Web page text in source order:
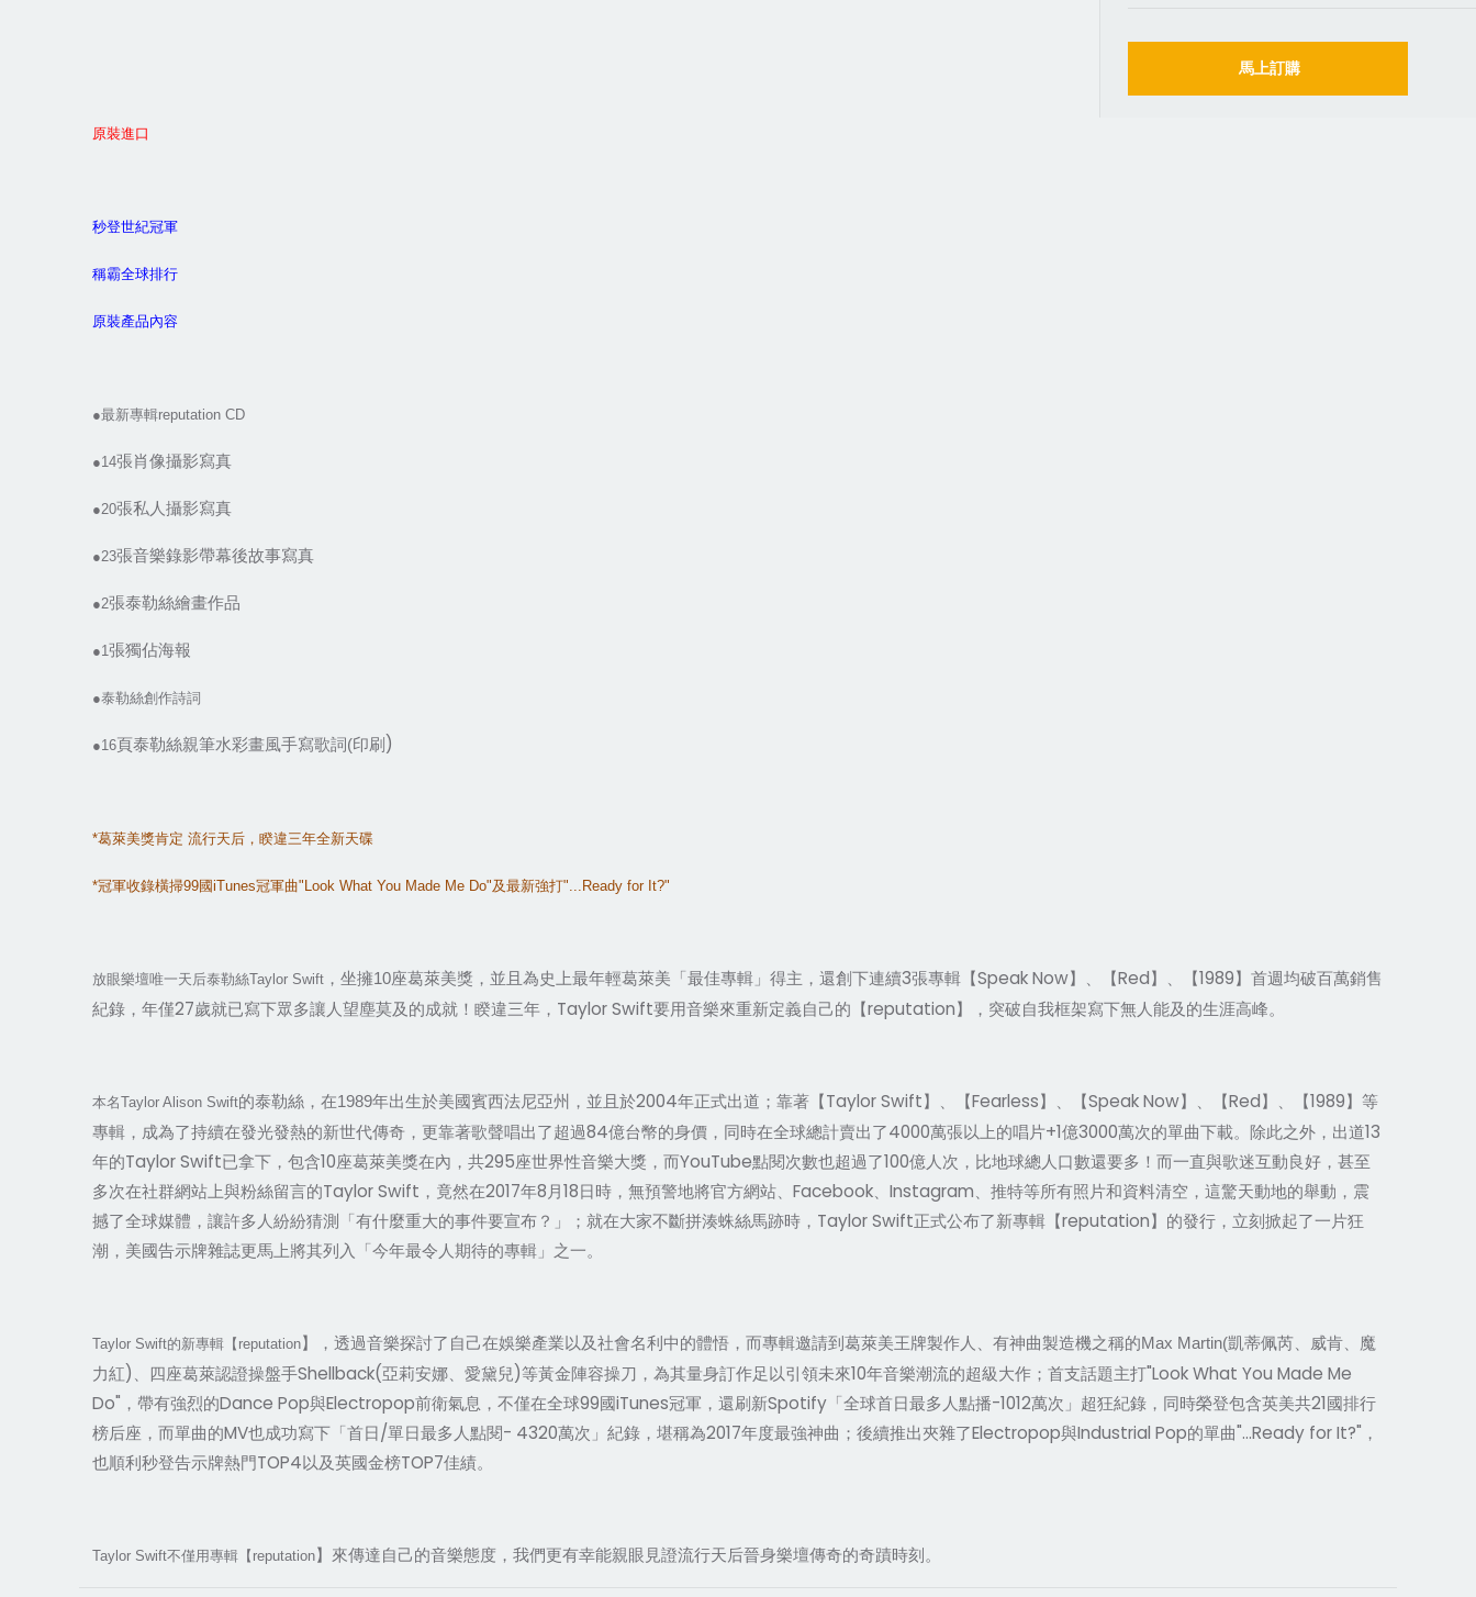
馬上訂購
原裝進口
秒登世紀冠軍
稱霸全球排行
原裝產品內容
●最新專輯reputation CD
●14張肖像攝影寫真
●20張私人攝影寫真
●23張音樂錄影帶幕後故事寫真
●2張泰勒絲繪畫作品
●1張獨佔海報
●泰勒絲創作詩詞
●16頁泰勒絲親筆水彩畫風手寫歌詞(印刷)
*葛萊美獎肯定 流行天后，睽違三年全新天碟
*冠軍收錄橫掃99國iTunes冠軍曲"Look What You Made Me Do"及最新強打"...Ready for It?"
放眼樂壇唯一天后泰勒絲Taylor Swift ，坐擁10座葛萊美獎，並且為史上最年輕葛萊美「最佳專輯」得主，還創下連續3張專輯【Speak Now】、【Red】、【1989】首週均破百萬銷售
紀錄，年僅27歲就已寫下眾多讓人望塵莫及的成就！睽違三年，Taylor Swift要用音樂來重新定義自己的【reputation】，突破自我框架寫下無人能及的生涯高峰。
本名Taylor Alison Swift的泰勒絲，在1989年出生於美國賓西法尼亞州，並且於2004年正式出道；靠著【Taylor Swift】、【Fearless】、【Speak Now】、【Red】、【1989】等
專輯，成為了持續在發光發熱的新世代傳奇，更靠著歌聲唱出了超過84億台幣的身價，同時在全球總計賣出了4000萬張以上的唱片+1億3000萬次的單曲下載。除此之外，出道13
年的Taylor Swift已拿下，包含10座葛萊美獎在內，共295座世界性音樂大獎，而YouTube點閱次數也超過了100億人次，比地球總人口數還要多！而一直與歌迷互動良好，甚至
多次在社群網站上與粉絲留言的Taylor Swift，竟然在2017年8月18日時，無預警地將官方網站、Facebook、Instagram、推特等所有照片和資料清空，這驚天動地的舉動，震
撼了全球媒體，讓許多人紛紛猜測「有什麼重大的事件要宣布？」；就在大家不斷拼湊蛛絲馬跡時，Taylor Swift正式公布了新專輯【reputation】的發行，立刻掀起了一片狂
潮，美國告示牌雜誌更馬上將其列入「今年最令人期待的專輯」之一。
Taylor Swift的新專輯【reputation】，透過音樂探討了自己在娛樂產業以及社會名利中的體悟，而專輯邀請到葛萊美王牌製作人、有神曲製造機之稱的Max Martin(凱蒂佩芮、威肯、魔
力紅)、四座葛萊認證操盤手Shellback(亞莉安娜、愛黛兒)等黃金陣容操刀，為其量身訂作足以引領未來10年音樂潮流的超級大作；首支話題主打"Look What You Made Me
Do"，帶有強烈的Dance Pop與Electropop前衛氣息，不僅在全球99國iTunes冠軍，還刷新Spotify「全球首日最多人點播-1012萬次」超狂紀錄，同時榮登包含英美共21國排行
榜后座，而單曲的MV也成功寫下「首日/單日最多人點閱- 4320萬次」紀錄，堪稱為2017年度最強神曲；後續推出夾雜了Electropop與Industrial Pop的單曲"...Ready for It?"，
也順利秒登告示牌熱門TOP4以及英國金榜TOP7佳績。
Taylor Swift不僅用專輯【reputation】來傳達自己的音樂態度，我們更有幸能親眼見證流行天后晉身樂壇傳奇的奇蹟時刻。